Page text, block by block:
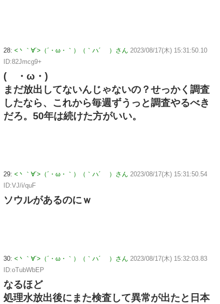
28: <丶｀∀´>（´・ω・｀）（｀ハ´ ）さん 2023/08/17(木) 15:31:50.10
ID:82Jmcg9+
( ・ω・)
まだ放出してないんじゃないの？せっかく調査
したなら、これから毎週ずうっと調査やるべき
だろ。50年は続けた方がいい。
29: <丶｀∀´>（´・ω・｀）（｀ハ´ ）さん 2023/08/17(木) 15:31:50.54
ID:VJ/i/quF
ソウルがあるのにｗ
30: <丶｀∀´>（´・ω・｀）（｀ハ´ ）さん 2023/08/17(木) 15:32:03.83
ID:oTubWbEP
なるほど
処理水放出後にまた検査して異常が出たと日本